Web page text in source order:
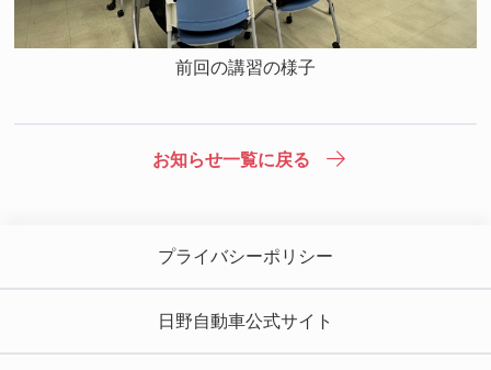
前回の講習の様子
お知らせ一覧に戻る
プライバシーポリシー
日野自動車公式サイト